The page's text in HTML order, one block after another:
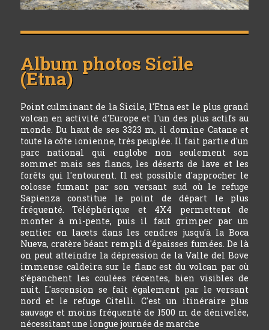
Album photos Sicile
(Etna)
Point culminant de la Sicile, l'Etna est le plus grand
volcan en activité d'Europe et l'un des plus actifs au
monde. Du haut de ses 3323 m, il domine Catane et
toute la côte ionienne, très peuplée. Il fait partie d'un
parc national qui englobe non seulement son
sommet mais ses flancs, les déserts de lave et les
forêts qui l'entourent. Il est possible d'approcher le
colosse fumant par son versant sud où le refuge
Sapienza constitue le point de départ le plus
fréquenté. Téléphérique et 4X4 permettent de
monter à mi-pente, puis il faut grimper par un
sentier en lacets dans les cendres jusqu'à la Boca
Nueva, cratère béant rempli d'épaisses fumées. De là
on peut atteindre la dépression de la Valle del Bove
immense caldeira sur le flanc est du volcan par où
s'épanchent les coulées récentes, bien visibles de
nuit. L'ascension se fait également par le versant
nord et le refuge Citelli. C'est un itinéraire plus
sauvage et moins fréquenté de 1500 m de dénivelée,
nécessitant une longue journée de marche